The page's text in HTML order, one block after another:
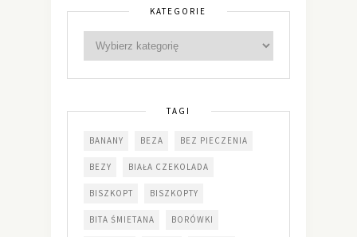
KATEGORIE
TAGI
BANANY BEZA BEZ PIECZENIA
BEZY BIAŁA CZEKOLADA
BISZKOPT BISZKOPTY
BITA ŚMIETANA BORÓWKI